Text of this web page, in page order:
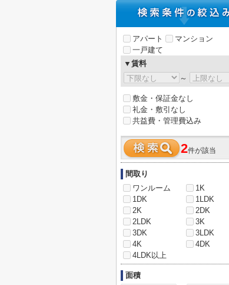
アパート
マンション
一戸建て
▼賃料
～
敷金・保証金なし
礼金・敷引なし
共益費・管理費込み
2件が該当
間取り
ワンルーム
1K
1DK
1LDK
2K
2DK
2LDK
3K
3DK
3LDK
4K
4DK
4LDK以上
面積